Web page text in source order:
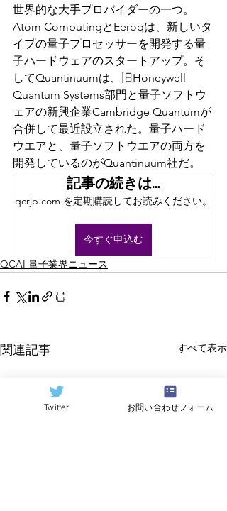
世界的な大手プロバイダーの一つ。
Atom ComputingとEeroqは、新しいタ
イプの量子プロセッサーを開発する量
子ハードウェアのスタートアップ。そ
してQuantinuumは、旧Honeywell
Quantum Systems部門と量子ソフトウ
ェアの新興企業Cambridge Quantumが
合併して最近設立された。量子ハード
ウエアと、量子ソフトウエアの両方を
開発しているのがQuantinuum社だ。
記事の続きは…
qcrjp.com を定期購読してお読みください。
今すぐ申込む
QCAI 量子業界ニュース
関連記事 すべて表示
Twitter お問い合わせフォーム